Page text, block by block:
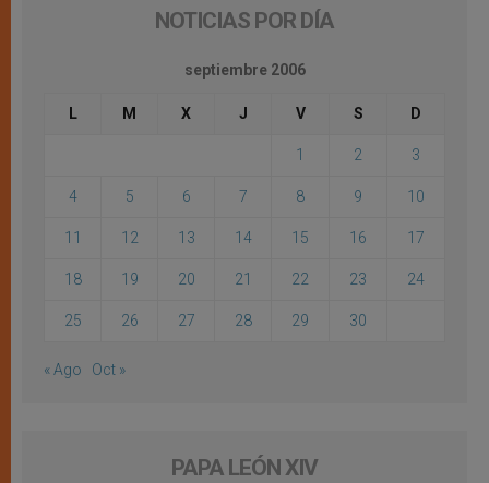
NOTICIAS POR DÍA
septiembre 2006
L M X J V S D
1 2 3
4 5 6 7 8 9 10
11 12 13 14 15 16 17
18 19 20 21 22 23 24
25 26 27 28 29 30
« Ago Oct »
PAPA LEÓN XIV